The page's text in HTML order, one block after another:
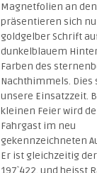
Magnetfolien an
präsentieren sich
goldgelber Schrift
dunkelblauem
Farben des
Nachthimmels.
unsere Einsatzzeit.
kleinen Feier wird
Fahrgast im neu
gekennzeichneten
Er ist gleichzeitig
197`422. und heisst